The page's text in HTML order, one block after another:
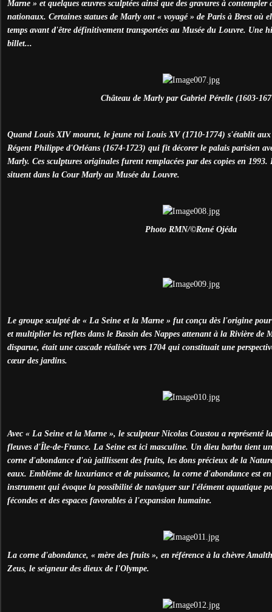
Marne » et quelques œuvres sculptées ainsi que des gravures à contempler
nationaux. Certaines statues de Marly ont « voyagé » de Paris à Brest où
temps avant d'être définitivement transportées au Musée du Louvre. Une
billet...
Château de Marly par Gabriel Pérelle (1603-
Quand Louis XIV mourut, le jeune roi Louis XV (1710-1774) s'établit aux
Régent Philippe d'Orléans (1674-1723) qui fit décorer le palais parisien
Marly. Ces sculptures originales furent remplacées par des copies en 1993.
situent dans la Cour Marly au Musée du Louvre.
Photo RMN/©René Ojéda
Le groupe sculpté de « La Seine et la Marne » fut conçu dès l'origine pour
et multiplier les reflets dans le Bassin des Nappes attenant à la Rivière de
disparue, était une cascade réalisée vers 1704 qui constituait une
cœur des jardins.
Avec « La Seine et la Marne », le sculpteur Nicolas Coustou a représenté
fleuves d'Île-de-France. La Seine est ici masculine. Un dieu barbu tient
corne d'abondance d'où jaillissent des fruits, les dons précieux de la
eaux. Emblème de luxuriance et de puissance, la corne d'abondance est
instrument qui évoque la possibilité de naviguer sur l'élément aquatique
fécondes et des espaces favorables à l'expansion humaine.
La corne d'abondance, « mère des fruits », en référence à la chèvre
Zeus, le seigneur des dieux de l'Olympe.